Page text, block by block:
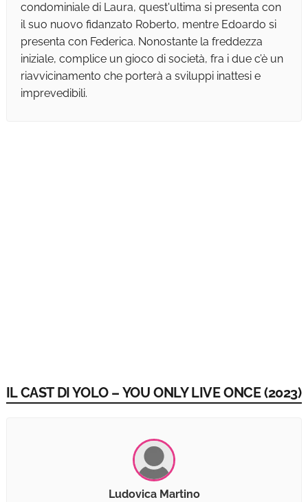
condominiale di Laura, quest'ultima si presenta con
il suo nuovo fidanzato Roberto, mentre Edoardo si
presenta con Federica. Nonostante la freddezza
iniziale, complice un gioco di società, fra i due c’è un
riavvicinamento che porterà a sviluppi inattesi e
imprevedibili.
IL CAST DI YOLO – YOU ONLY LIVE ONCE (2023)
Ludovica Martino